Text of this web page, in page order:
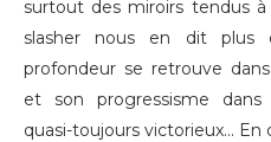
surtout des miroirs tendus à
slasher nous en dit plus
profondeur se retrouve
et son progressisme dans
quasi-toujours victorieux... En